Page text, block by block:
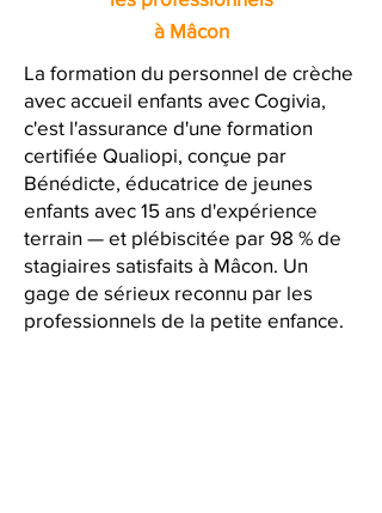
à Mâcon
La formation du personnel de crèche
avec accueil enfants avec Cogivia,
c'est l'assurance d'une formation
certifiée Qualiopi, conçue par
Bénédicte, éducatrice de jeunes
enfants avec 15 ans d'expérience
terrain — et plébiscitée par 98 % de
stagiaires satisfaits à Mâcon. Un
gage de sérieux reconnu par les
professionnels de la petite enfance.